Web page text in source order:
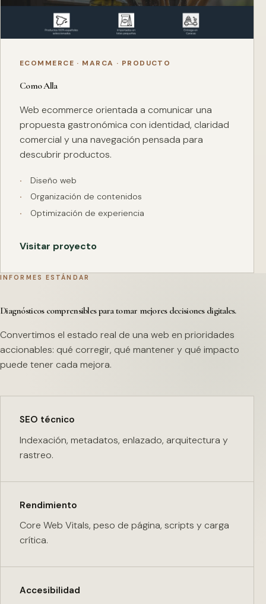
ECOMMERCE · MARCA · PRODUCTO
Como Alla
Web ecommerce orientada a comunicar una
propuesta gastronómica con identidad, claridad
comercial y una navegación pensada para
descubrir productos.
Diseño web
Organización de contenidos
Optimización de experiencia
Visitar proyecto
INFORMES ESTÁNDAR
Diagnósticos comprensibles para tomar mejores decisiones digitales.
Convertimos el estado real de una web en prioridades
accionables: qué corregir, qué mantener y qué impacto
puede tener cada mejora.
SEO técnico
Indexación, metadatos, enlazado, arquitectura y
rastreo.
Rendimiento
Core Web Vitals, peso de página, scripts y carga
crítica.
Accesibilidad